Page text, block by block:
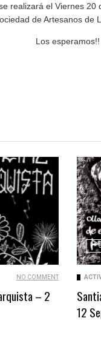
realizará el Viernes
de Artesanos de
Los esperamos!!
NO COMMENT
– 2
12